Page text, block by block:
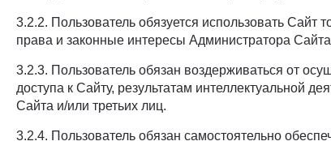
3.2.2. Пользователь обязуется использовать Сайт
права и законные интересы Администратора
3.2.3. Пользователь обязан воздерживаться от
доступа к Сайту, результатам интеллектуальной
Сайта и/или третьих лиц.
3.2.4. Пользователь обязан самостоятельно